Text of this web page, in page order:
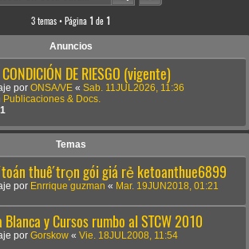
3 temas • Página 1 de 1
Anuncios
DE RIESGO (vigente)
por ONSA/VE « Sab. 11JUL2026, 11:36
Publicaciones & Docs.
1
Temas
toán thuế trọn gói giá rẻ ketoanthue6899
por Enrrique guzman « Mar. 19JUN2018, 01:21
Blanca y Cursos rumbo al STCW 2010
por Gorskow « Vie. 18JUL2008, 11:54